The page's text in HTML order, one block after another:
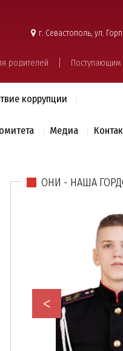
г. Севастополь, ул.
родителей Поступающим
коррупции
Медиа
ОНИ - НАША
<